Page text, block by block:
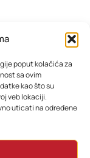
poput kolačića za
sa ovim
kao što su
veb lokaciji.
uticati na određene